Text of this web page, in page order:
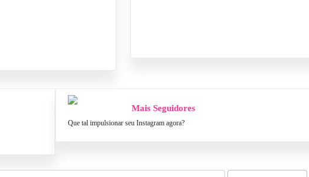
Mais Seguidores
Que tal impulsionar seu Instagram agora?